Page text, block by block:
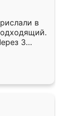
в
3